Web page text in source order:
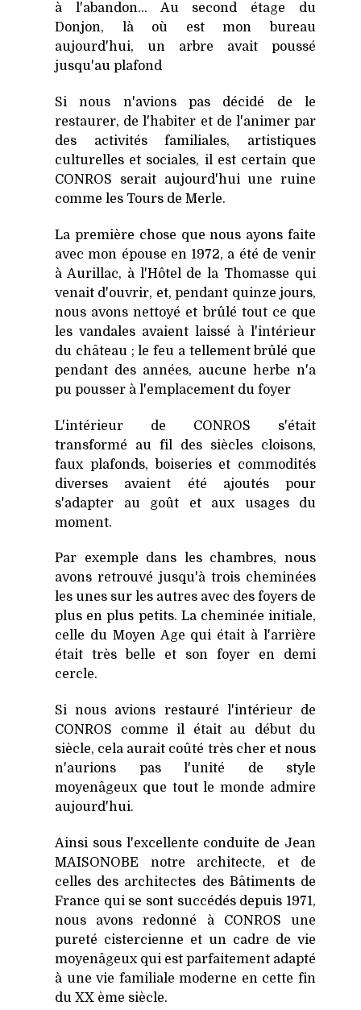
à l'abandon... Au second étage du
Donjon, là où est mon bureau
aujourd'hui, un arbre avait poussé
jusqu'au plafond
Si nous n'avions pas décidé de le
restaurer, de l'habiter et de l'animer par
des activités familiales, artistiques
culturelles et sociales, il est certain que
CONROS serait aujourd'hui une ruine
comme les Tours de Merle.
La première chose que nous ayons faite
avec mon épouse en 1972, a été de venir
à Aurillac, à l'Hôtel de la Thomasse qui
venait d'ouvrir, et, pendant quinze jours,
nous avons nettoyé et brûlé tout ce que
les vandales avaient laissé à l'intérieur
du château ; le feu a tellement brûlé que
pendant des années, aucune herbe n'a
pu pousser à l'emplacement du foyer
L'intérieur de CONROS s'était
transformé au fil des siècles cloisons,
faux plafonds, boiseries et commodités
diverses avaient été ajoutés pour
s'adapter au goût et aux usages du
moment.
Par exemple dans les chambres, nous
avons retrouvé jusqu'à trois cheminées
les unes sur les autres avec des foyers de
plus en plus petits. La cheminée initiale,
celle du Moyen Age qui était à l'arrière
était très belle et son foyer en demi
cercle.
Si nous avions restauré l'intérieur de
CONROS comme il était au début du
siècle, cela aurait coûté très cher et nous
n'aurions pas l'unité de style
moyenâgeux que tout le monde admire
aujourd'hui.
Ainsi sous l'excellente conduite de Jean
MAISONOBE notre architecte, et de
celles des architectes des Bâtiments de
France qui se sont succédés depuis 1971,
nous avons redonné à CONROS une
pureté cistercienne et un cadre de vie
moyenâgeux qui est parfaitement adapté
à une vie familiale moderne en cette fin
du XX ème siècle.